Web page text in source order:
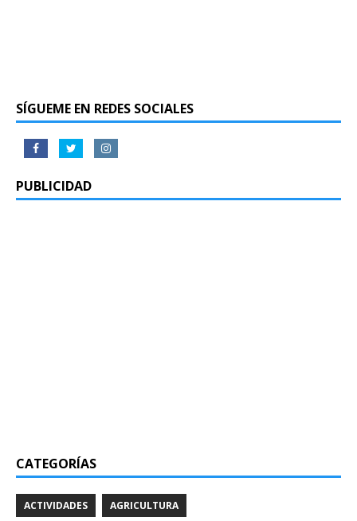
SÍGUEME EN REDES SOCIALES
PUBLICIDAD
CATEGORÍAS
ACTIVIDADES AGRICULTURA